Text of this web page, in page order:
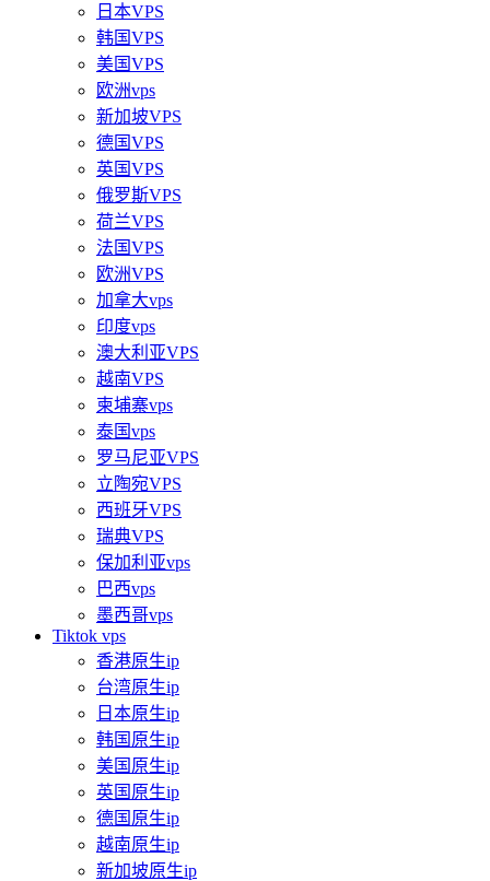
日本VPS
韩国VPS
美国VPS
欧洲vps
新加坡VPS
德国VPS
英国VPS
俄罗斯VPS
荷兰VPS
法国VPS
欧洲VPS
加拿大vps
印度vps
澳大利亚VPS
越南VPS
柬埔寨vps
泰国vps
罗马尼亚VPS
立陶宛VPS
西班牙VPS
瑞典VPS
保加利亚vps
巴西vps
墨西哥vps
Tiktok vps
香港原生ip
台湾原生ip
日本原生ip
韩国原生ip
美国原生ip
英国原生ip
德国原生ip
越南原生ip
新加坡原生ip